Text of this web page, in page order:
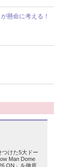
懸命に考える！
つけた5大ドー
Man Dome
ON」を徹底